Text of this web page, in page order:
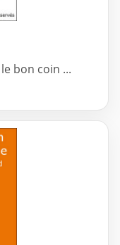
bon coin ...